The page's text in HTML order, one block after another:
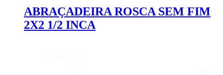
ABRAÇADEIRA ROSCA SEM FIM
2X2 1/2 INCA